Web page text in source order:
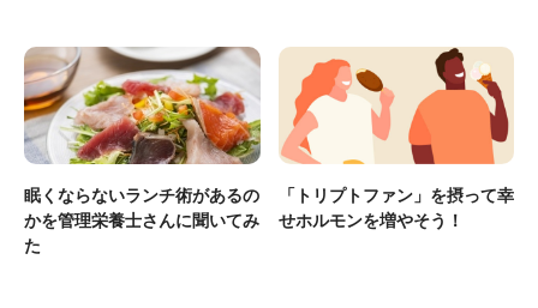
眠くならないランチ術があるの
かを管理栄養士さんに聞いてみ
た
「トリプトファン」を摂って幸
せホルモンを増やそう！